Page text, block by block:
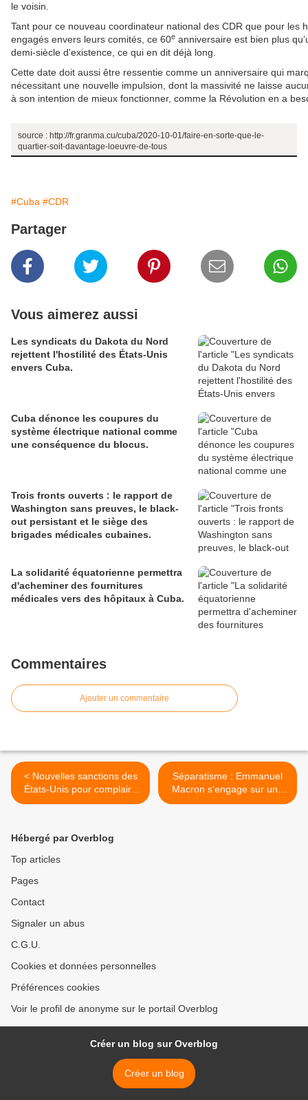
le voisin.
Tant pour ce nouveau coordinateur national des CDR que pour les
engagés envers leurs comités, ce 60e anniversaire est bien plus
demi-siècle d'existence, ce qui en dit déjà long.
Cette date doit aussi être ressentie comme un anniversaire qui
nécessitant une nouvelle impulsion, dont la massivité ne laisse
à son intention de mieux fonctionner, comme la Révolution en a
source : http://fr.granma.cu/cuba/2020-10-01/faire-en-sorte-que-le-
quartier-soit-davantage-loeuvre-de-tous
#Cuba #CDR
Partager
Vous aimerez aussi
Les syndicats du Dakota du Nord
rejettent l'hostilité des États-Unis
envers Cuba.
Cuba dénonce les coupures du
système électrique national comme
une conséquence du blocus.
Trois fronts ouverts : le rapport de
Washington sans preuves, le black-
out persistant et le siège des
brigades médicales cubaines.
La solidarité équatorienne permettra
d'acheminer des fournitures
médicales vers des hôpitaux à Cuba.
Commentaires
Ajouter un commentaire
< Nouvelles sanctions des
États-Unis pour complaire
aux icônes de la défaite
Séparatisme : Emmanuel
Macron s'engage sur une
pente dangereuse >
Hébergé par Overblog
Top articles
Pages
Contact
Signaler un abus
C.G.U.
Cookies et données personnelles
Préférences cookies
Voir le profil de anonyme sur le portail Overblog
Créer un blog sur Overblog
Créer un blog